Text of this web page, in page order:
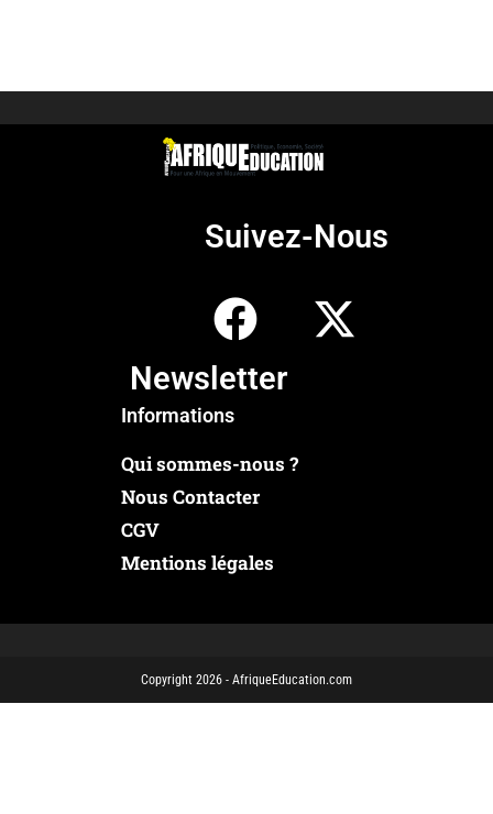
Suivez-Nous
Newsletter
Informations
Qui sommes-nous ?
Nous Contacter
CGV
Mentions légales
Copyright 2026 - AfriqueEducation.com